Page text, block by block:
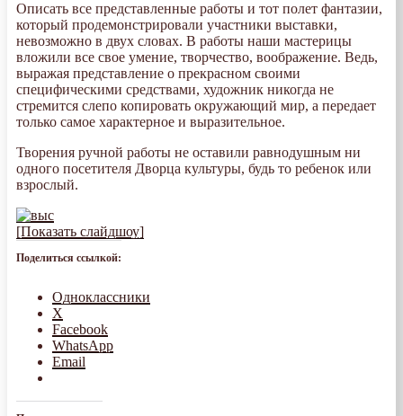
Описать все представленные работы и тот полет фантазии,
который продемонстрировали участники выставки,
невозможно в двух словах. В работы наши мастерицы
вложили все свое умение, творчество, воображение. Ведь,
выражая представление о прекрасном своими
специфическими средствами, художник никогда не
стремится слепо копировать окружающий мир, а передает
только самое характерное и выразительное.
Творения ручной работы не оставили равнодушным ни
одного посетителя Дворца культуры, будь то ребенок или
взрослый.
[Показать слайдшоу]
Поделиться ссылкой:
Одноклассники
X
Facebook
WhatsApp
Email